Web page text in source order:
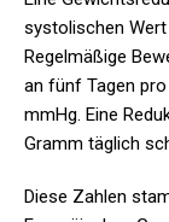
systolischen
Regelmäßige
an fünf Tagen
mmHg. Eine
Gramm täglich
Diese Zahlen